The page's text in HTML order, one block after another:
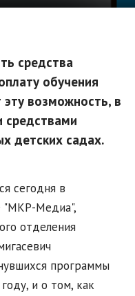
средства
обучения
возможность, в
средствами
детских садах.
сегодня в
"МКР-Медиа",
отделения
программы
и о том, как